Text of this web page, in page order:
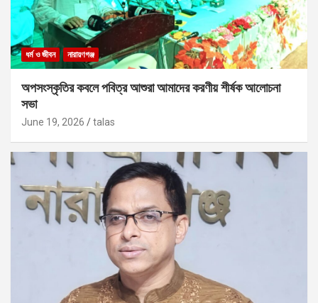
ধর্ম ও জীবন নারায়ণগঞ্জ
অপসংস্কৃতির কবলে পবিত্র আশুরা আমাদের করণীয় শীর্ষক আলোচনা
সভা
June 19, 2026 talas